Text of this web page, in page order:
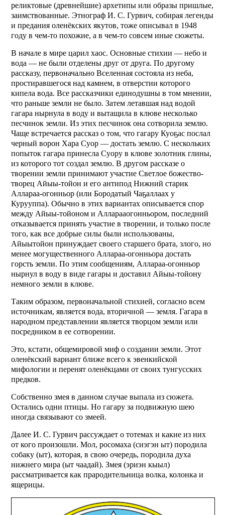
реликтовые (древнейшие) архетипы или образы пришлые,
заимствованные. Этнограф И. С. Гурвич, собирая легенды
и предания оленёкских якутов, тоже описывал в 1948
году в чем-то похожие, а в чем-то совсем иные сюжеты.
В начале в мире царил хаос. Основные стихии — небо и
вода — не были отделены друг от друга. По другому
рассказу, первоначально Вселенная состояла из неба,
простиравшегося над камнем, в отверстии которого
кипела вода. Все рассказчики единодушны в том мнении,
что раньше земли не было. Затем летавшая над водой
гагара нырнула в воду и вытащила в клюве несколько
песчинок земли. Из этих песчинок она сотворила землю.
Чаще встречается рассказ о том, что гагару Куоҕас послал
черный ворон Хара Суор — достать землю. С нескольких
попыток гагара принесла Суору в клюве золотник глины,
из которого тот создал землю. В другом рассказе о
творении земли принимают участие Светлое божество-
творец Айыы-тойон и его антипод Нижний старик
Аллараа-огонньор (или Бородатый Чаҕаллаах у
Курууппа). Обычно в этих вариантах описывается спор
между Айыы-тойоном и Алларааогонньором, последний
отказывается принять участие в творении, и только после
того, как все добрые силы были использованы,
Айыытойон принуждает своего старшего брата, злого, но
менее могущественного Аллараа-огонньора достать
горсть земли. По этим сообщениям, Аллараа-огонньор
нырнул в воду в виде гагары и доставил Айыы-тойону
немного земли в клюве.
Таким образом, первоначальной стихией, согласно всем
источникам, является вода, вторичной — земля. Гагара в
народном представлении является творцом земли или
посредником в ее сотворении.
Это, кстати, общемировой миф о создании земли. Этот
оленёкский вариант ближе всего к эвенкийской
мифологии и перенят оленёкцами от своих тунгусских
предков.
Собственно змея в данном случае выпала из сюжета.
Остались одни птицы. Но гагару за подвижную шею
иногда связывают со змеей.
Далее И. С. Гурвич рассуждает о тотемах и какие из них
от кого произошли. Мол, росомаха (сиэгэн ыт) породила
собаку (ыт), которая, в свою очередь, породила духа
нижнего мира (ыт чаадай). Змея (эриэн кыыл)
рассматривается как прародительница волка, колонка и
ящерицы.